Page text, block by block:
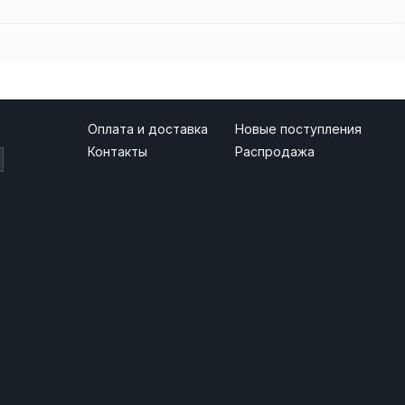
Оплата и доставка
Контакты
Новые поступления
Распродажа